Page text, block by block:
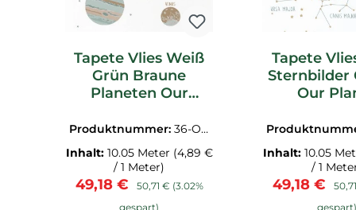
Tapete Vlies Weiß
Grün Braune
Planeten Our
Produktnummer: 36-OU
P101907102.1M
Inhalt: 10.05 Meter (4,89 €
/ 1 Meter)
Verkaufspreis:
49,18 € Regulärer Preis:
50,71 € (3.02%
gespart)
Tapete
Sternbilder
Our
Inhalt:10.05
/ 1
49,18 €
gespart)